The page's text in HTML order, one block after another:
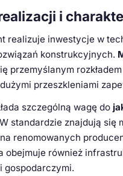
i
realizuje inwestycje w
konstrukcyjnych.
przemyślanym
przeszkleniami
szczególną wagę do
standardzie znajdują się
renomowanych
obejmuje również
gospodarczymi.